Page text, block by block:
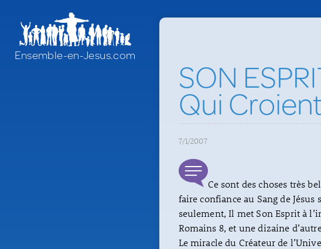
SON
Qui
7/1/2007
Ce sont des choses très
faire confiance au Sang de
seulement, Il met Son Esprit à
Romains 8, et une dizaine
Le miracle du Créateur de
Ensemble-en-Jesus.com